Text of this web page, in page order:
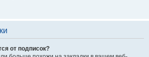
от подписок?